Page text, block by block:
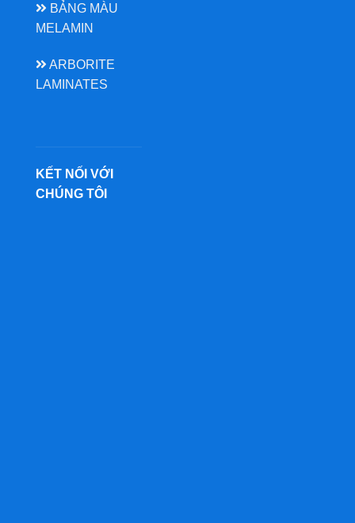
BẢNG MÀU
MELAMIN
ARBORITE
LAMINATES
KẾT NỐI VỚI
CHÚNG TÔI